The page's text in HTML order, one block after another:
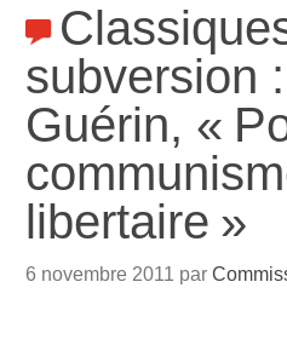
subversion
Guérin, «
libertaire »
6 novembre 2011 par